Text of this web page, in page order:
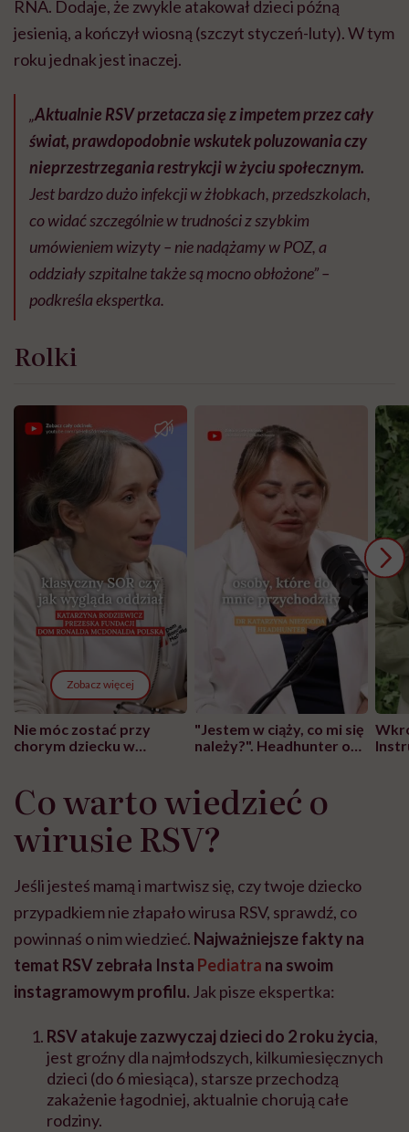
RNA. Dodaje, że zwykle atakował dzieci późną
jesienią, a kończył wiosną (szczyt styczeń-luty). W tym
roku jednak jest inaczej.
„Aktualnie RSV przetacza się z impetem przez cały
świat, prawdopodobnie wskutek poluzowania czy
nieprzestrzegania restrykcji w życiu społecznym.
Jest bardzo dużo infekcji w żłobkach, przedszkolach,
co widać szczególnie w trudności z szybkim
umówieniem wizyty – nie nadążamy w POZ, a
oddziały szpitalne także są mocno obłożone” –
podkreśla ekspertka.
Rolki
Zobacz więcej
Nie móc zostać przy
chorym dziecku w
może chyba tylko
głupota i brak
wyobraźni"
"Jestem w ciąży, co mi się
należy?". Headhunter o
pracy
Co warto wiedzieć o
wirusie RSV?
Jeśli jesteś mamą i martwisz się, czy twoje dziecko
przypadkiem nie złapało wirusa RSV, sprawdź, co
powinnaś o nim wiedzieć. Najważniejsze fakty na
temat RSV zebrała Insta Pediatra na swoim
instagramowym profilu. Jak pisze ekspertka:
RSV atakuje zazwyczaj dzieci do 2 roku życia,
jest groźny dla najmłodszych, kilkumiesięcznych
dzieci (do 6 miesiąca), starsze przechodzą
zakażenie łagodniej, aktualnie chorują całe
rodziny.